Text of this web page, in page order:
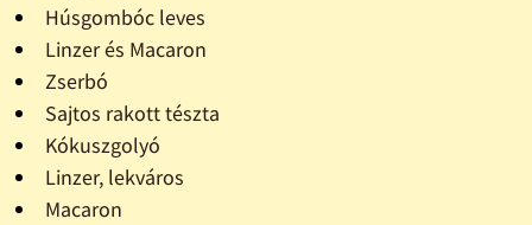
Húsgombóc leves
Linzer és Macaron
Zserbó
Sajtos rakott tészta
Kókuszgolyó
Linzer, lekváros
Macaron